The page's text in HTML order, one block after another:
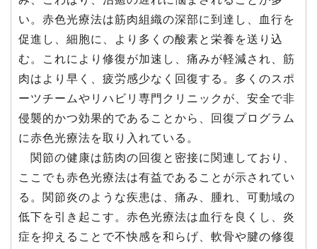
い。赤色光療法は筋肉組織の深部に到達し、血行を
促進し、細胞に、より多くの酸素と栄養を送り込
む。これにより修復が加速し、痛みが軽減され、筋
肉はより早く、疲労感少なく回復する。多くのスポ
ーツチームやリハビリ専門クリニックが、安全で非
侵襲的かつ効果的であることから、回復プログラム
に赤色光療法を取り入れている。
関節の健康は筋肉の回復と密接に関連しており、
ここでも赤色光療法は有益であることが示されてい
る。関節炎のような疾患は、痛み、腫れ、可動域の
低下を引き起こす。赤色光療法は血行を良くし、炎
症を抑えることで不快感を和らげ、軟骨や腱の修復